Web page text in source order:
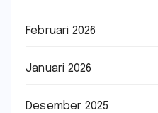
Februari 2026
Januari 2026
Desember 2025